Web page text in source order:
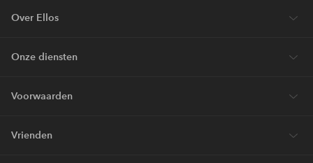
Over Ellos
Onze diensten
Voorwaarden
Vrienden